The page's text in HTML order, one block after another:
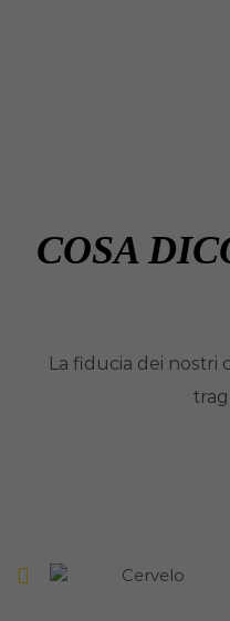
COSA
La fiducia dei nostri